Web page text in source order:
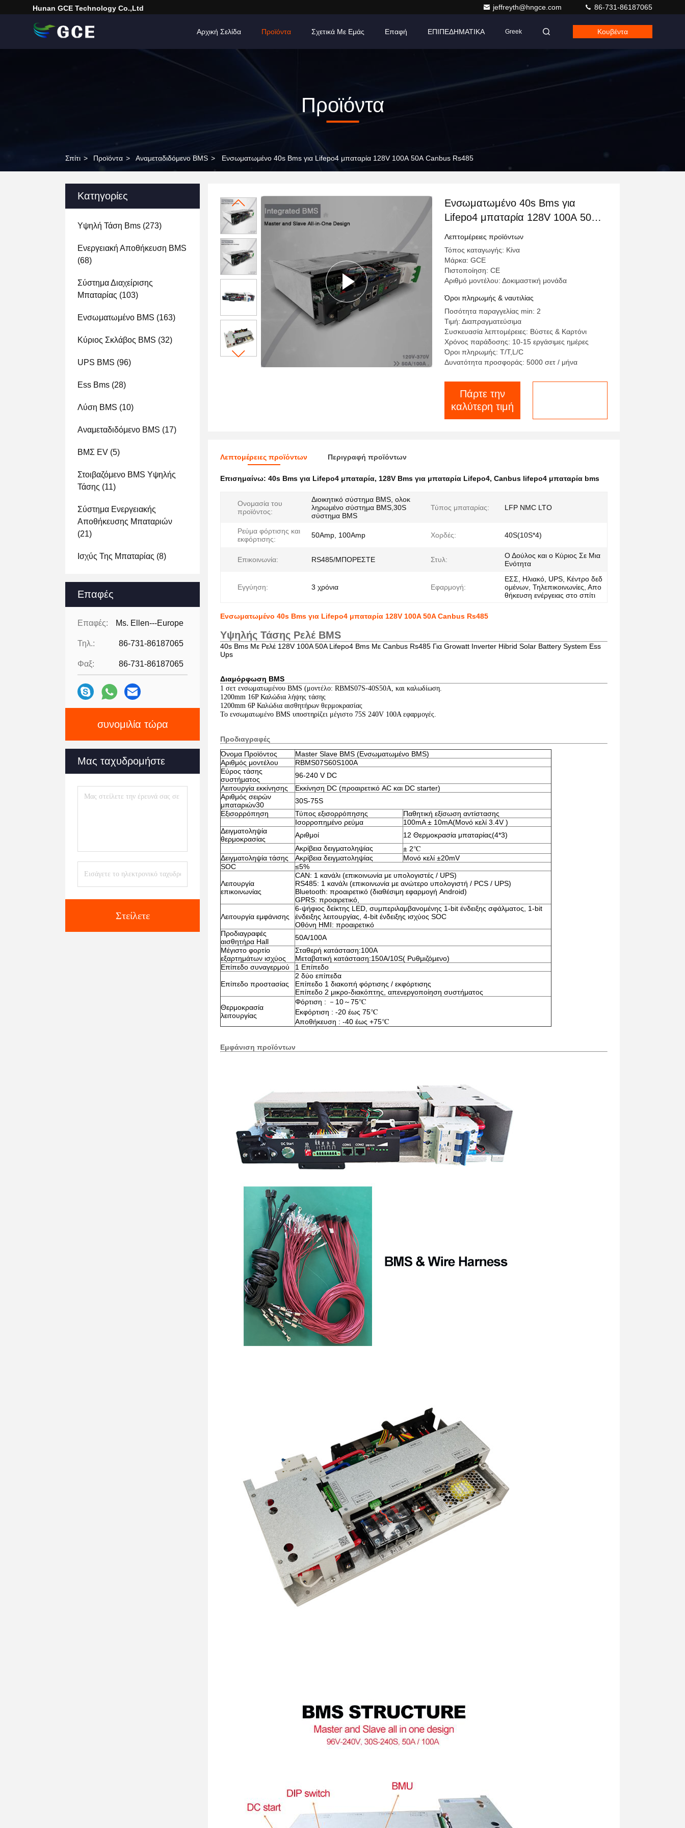
Hunan GCE Technology Co.,Ltd jeffreyth@hngce.com 86-731-86187065
Αρχική Σελίδα Προϊόντα Σχετικά Με Εμάς Επαφή ΕΠΙΠΕΔΗΜΑΤΙΚΑ Greek Κουβέντα
Προϊόντα
Σπίτι > Προϊόντα > Αναμεταδιδόμενο BMS > Ενσωματωμένο 40s Bms για Lifepo4 μπαταρία 128V 100A 50A Canbus Rs485
Κατηγορίες
Υψηλή Τάση Bms (273)
Ενεργειακή Αποθήκευση BMS
(68)
Σύστημα Διαχείρισης
Μπαταρίας (103)
Ενσωματωμένο BMS (163)
Κύριος Σκλάβος BMS (32)
UPS BMS (96)
Ess Bms (28)
Λύση BMS (10)
Αναμεταδιδόμενο BMS (17)
ΒΜΣ EV (5)
Στοιβαζόμενο BMS Υψηλής
Τάσης (11)
Σύστημα Ενεργειακής
Αποθήκευσης Μπαταριών
(21)
Ισχύς Της Μπαταρίας (8)
Επαφές
Επαφές: Ms. Ellen---Europe
Τηλ.: 86-731-86187065
Φαξ: 86-731-86187065
συνομιλία τώρα
Μας ταχυδρομήστε
Στείλετε
Ενσωματωμένο 40s Bms για
Lifepo4 μπαταρία 128V 100A 50A
Canbus Rs485
Λεπτομέρειες προϊόντων
Τόπος καταγωγής: Κίνα
Μάρκα: GCE
Πιστοποίηση: CE
Αριθμό μοντέλου: Δοκιμαστική μονάδα
Όροι πληρωμής & ναυτιλίας
Ποσότητα παραγγελίας min: 2
Τιμή: Διαπραγματεύσιμα
Συσκευασία λεπτομέρειες: Βύστες & Καρτόνι
Χρόνος παράδοσης: 10-15 εργάσιμες ημέρες
Όροι πληρωμής: T/T,L/C
Δυνατότητα προσφοράς: 5000 σετ / μήνα
Πάρτε την
καλύτερη τιμή
Λεπτομέρειες προϊόντων Περιγραφή προϊόντων
Επισημαίνω: 40s Bms για Lifepo4 μπαταρία, 128V Bms για μπαταρία Lifepo4, Canbus lifepo4 μπαταρία bms
Ονομασία του
προϊόντος:
Διοικητικό σύστημα BMS, ολοκ
ληρωμένο σύστημα BMS,30S
σύστημα BMS
Τύπος μπαταρίας: LFP NMC LTO
Ρεύμα φόρτισης και
εκφόρτισης:
50Amp, 100Amp Χορδές: 40S(10S*4)
Επικοινωνία: RS485/ΜΠΟΡΕΣΤΕ Στυλ:
Ο Δούλος και ο Κύριος Σε Μια
Ενότητα
Εγγύηση: 3 χρόνια Εφαρμογή:
ΕΣΣ, Ηλιακό, UPS, Κέντρο δεδ
ομένων, Τηλεπικοινωνίες, Απο
θήκευση ενέργειας στο σπίτι
Ενσωματωμένο 40s Bms για Lifepo4 μπαταρία 128V 100A 50A Canbus Rs485
Υψηλής Τάσης Ρελέ BMS
40s Bms Με Ρελέ 128V 100A 50A Lifepo4 Bms Με Canbus Rs485 Για Growatt Inverter Hibrid Solar Battery System Ess
Ups
Διαμόρφωση BMS
1 σετ ενσωματωμένου BMS (μοντέλο: RBMS07S-40S50A, και καλωδίωση.
1200mm 16P Καλώδια λήψης τάσης
1200mm 6P Καλώδια αισθητήρων θερμοκρασίας
Το ενσωματωμένο BMS υποστηρίζει μέγιστο 75S 240V 100A εφαρμογές.
Προδιαγραφές
Όνομα Προϊόντος
Master Slave BMS (Ενσωματωμένο BMS)
Αριθμός μοντέλου
RBMS07S60S100A
Εύρος τάσης
συστήματος
96-240 V DC
Λειτουργία εκκίνησης
Εκκίνηση DC (προαιρετικό AC και DC starter)
Αριθμός σειρών
μπαταριών30
30S-75S
Εξισορρόπηση
Τύπος εξισορρόπησης
Παθητική εξίσωση αντίστασης
Ισορροπημένο ρεύμα
100mA ± 10mA(Μονό κελί 3.4V )
Δειγματοληψία
θερμοκρασίας
Αριθμοί
12 Θερμοκρασία μπαταρίας(4*3)
Ακρίβεια δειγματοληψίας
± 2℃
Δειγματοληψία τάσης
Ακρίβεια δειγματοληψίας
Μονό κελί ±20mV
SOC
≤5%
Λειτουργία
επικοινωνίας
CAN: 1 κανάλι (επικοινωνία με υπολογιστές / UPS)
RS485: 1 κανάλι (επικοινωνία με ανώτερο υπολογιστή / PCS / UPS)
Bluetooth: προαιρετικό (διαθέσιμη εφαρμογή Android)
GPRS: προαιρετικό,
Λειτουργία εμφάνισης
6-ψήφιος δείκτης LED, συμπεριλαμβανομένης 1-bit ένδειξης σφάλματος, 1-bit
ένδειξης λειτουργίας, 4-bit ένδειξης ισχύος SOC
Οθόνη HMI: προαιρετικό
Προδιαγραφές
αισθητήρα Hall
50A/100A
Μέγιστο φορτίο
εξαρτημάτων ισχύος
Σταθερή κατάσταση:100A
Μεταβατική κατάσταση:150A/10S( Ρυθμιζόμενο)
Επίπεδο συναγερμού
1 Επίπεδο
Επίπεδο προστασίας
2 δύο επίπεδα
Επίπεδο 1 διακοπή φόρτισης / εκφόρτισης
Επίπεδο 2 μικρο-διακόπτης, απενεργοποίηση συστήματος
Θερμοκρασία
λειτουργίας
Φόρτιση : －10～75℃
Εκφόρτιση : -20 έως 75℃
Αποθήκευση : -40 έως +75℃
Εμφάνιση προϊόντων